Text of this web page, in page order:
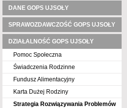
DANE GOPS UJSOŁY
SPRAWOZDAWCZOŚĆ GOPS UJSOŁY
DZIAŁALNOŚĆ GOPS UJSOŁY
Pomoc Społeczna
Świadczenia Rodzinne
Fundusz Alimentacyjny
Karta Dużej Rodziny
Strategia Rozwiązywania Problemów